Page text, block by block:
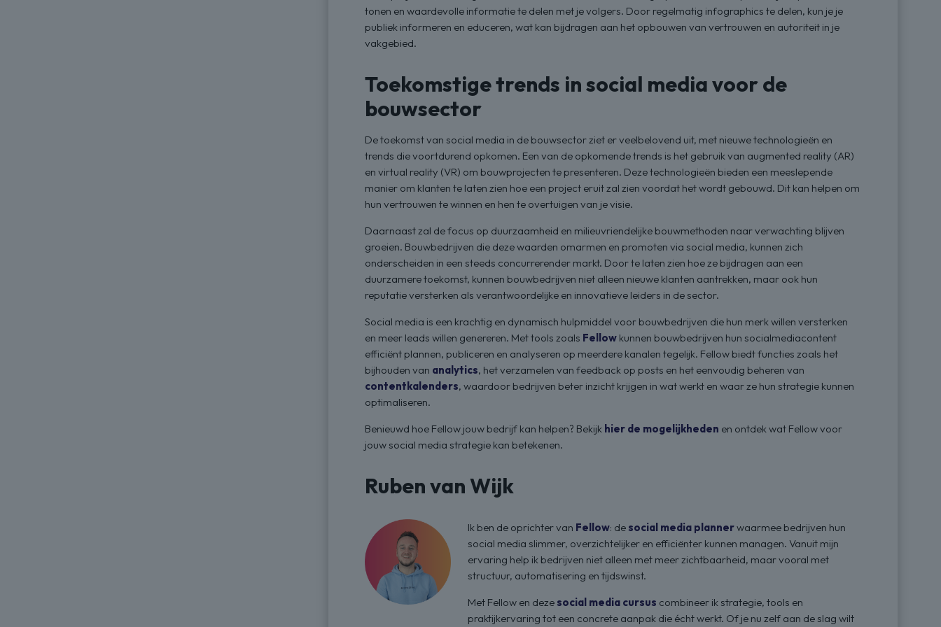
tonen en waardevolle informatie te delen met je volgers. Door regelmatig infographics te delen, kun je je
publiek informeren en educeren, wat kan bijdragen aan het opbouwen van vertrouwen en autoriteit in je
vakgebied.
Toekomstige trends in social media voor de
bouwsector
De toekomst van social media in de bouwsector ziet er veelbelovend uit, met nieuwe technologieën en
trends die voortdurend opkomen. Een van de opkomende trends is het gebruik van augmented reality (AR)
en virtual reality (VR) om bouwprojecten te presenteren. Deze technologieën bieden een meeslepende
manier om klanten te laten zien hoe een project eruit zal zien voordat het wordt gebouwd. Dit kan helpen om
hun vertrouwen te winnen en hen te overtuigen van je visie.
Daarnaast zal de focus op duurzaamheid en milieuvriendelijke bouwmethoden naar verwachting blijven
groeien. Bouwbedrijven die deze waarden omarmen en promoten via social media, kunnen zich
onderscheiden in een steeds concurrerender markt. Door te laten zien hoe ze bijdragen aan een
duurzamere toekomst, kunnen bouwbedrijven niet alleen nieuwe klanten aantrekken, maar ook hun
reputatie versterken als verantwoordelijke en innovatieve leiders in de sector.
Social media is een krachtig en dynamisch hulpmiddel voor bouwbedrijven die hun merk willen versterken
en meer leads willen genereren. Met tools zoals Fellow kunnen bouwbedrijven hun socialmediacontent
efficiënt plannen, publiceren en analyseren op meerdere kanalen tegelijk. Fellow biedt functies zoals het
bijhouden van analytics, het verzamelen van feedback op posts en het eenvoudig beheren van
contentkalenders, waardoor bedrijven beter inzicht krijgen in wat werkt en waar ze hun strategie kunnen
optimaliseren.
Benieuwd hoe Fellow jouw bedrijf kan helpen? Bekijk hier de mogelijkheden en ontdek wat Fellow voor
jouw social media strategie kan betekenen.
Ruben van Wijk
Ik ben de oprichter van Fellow: desocial media plannerwaarmee bedrijven hun
social media slimmer, overzichtelijker en efficiënter kunnen managen. Vanuit mijn
ervaring help ik bedrijven niet alleen met meer zichtbaarheid, maar vooral met
structuur, automatisering en tijdswinst.
Met Fellow en dezesocial media cursus combineer ik strategie, tools en
praktijkervaring tot een concrete aanpak die écht werkt. Of je nu zelf aan de slag wilt